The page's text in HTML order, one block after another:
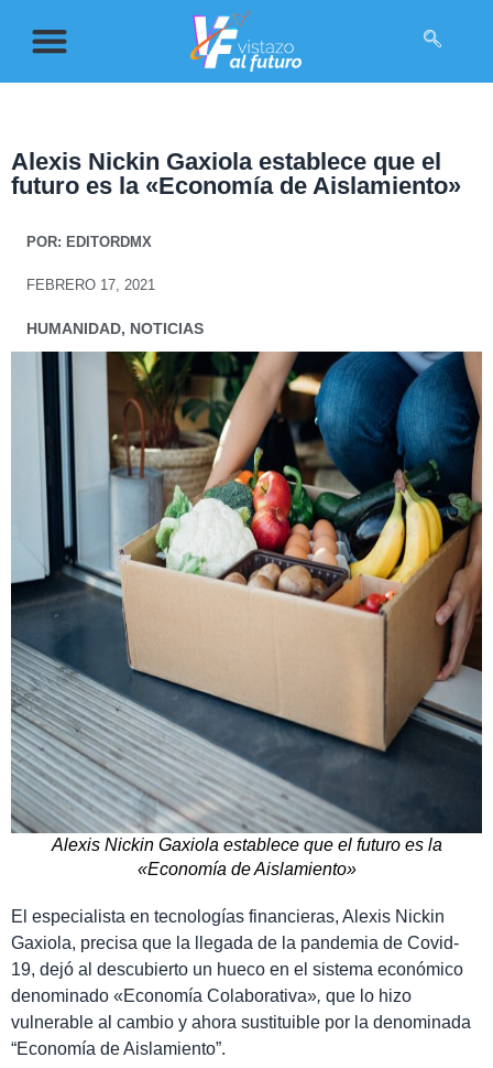
Alexis Nickin Gaxiola establece que el
futuro es la «Economía de Aislamiento»
POR: EDITORDMX
FEBRERO 17, 2021
HUMANIDAD, NOTICIAS
Alexis Nickin Gaxiola establece que el futuro es la
«Economía de Aislamiento»
El especialista en tecnologías financieras, Alexis Nickin
Gaxiola, precisa que la llegada de la pandemia de Covid-
19, dejó al descubierto un hueco en el sistema económico
denominado «Economía Colaborativa», que lo hizo
vulnerable al cambio y ahora sustituible por la denominada
“Economía de Aislamiento”.